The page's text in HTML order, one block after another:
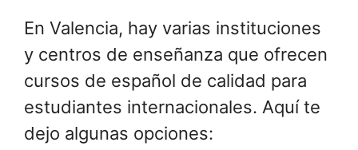
En Valencia, hay varias instituciones
y centros de enseñanza que ofrecen
cursos de español de calidad para
estudiantes internacionales. Aquí te
dejo algunas opciones: